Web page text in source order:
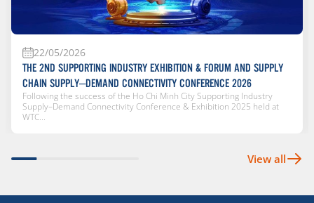
22/05/2026
THE 2ND SUPPORTING INDUSTRY EXHIBITION & FORUM AND SUPPLY
CHAIN SUPPLY–DEMAND CONNECTIVITY CONFERENCE 2026
Following the success of the Ho Chi Minh City Supporting Industry
Supply–Demand Connectivity Conference & Exhibition 2025 held at
WTC...
View all